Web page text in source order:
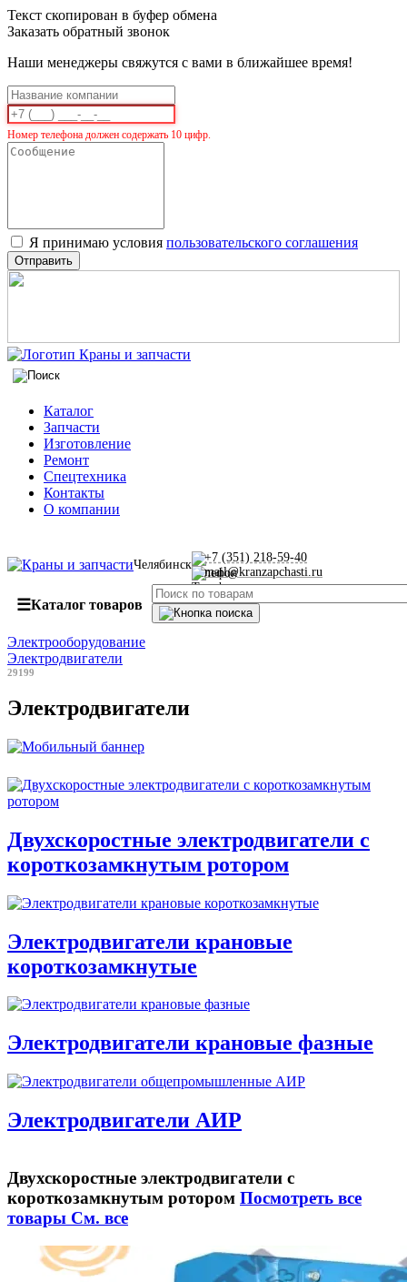
Текст скопирован в буфер обмена
Заказать обратный звонок
Наши менеджеры свяжутся с вами в ближайшее время!
Номер телефона должен содержать 10 цифр.
Я принимаю условия пользовательского соглашения
Отправить
Каталог
Запчасти
Изготовление
Ремонт
Спецтехника
Контакты
О компании
Челябинск
+7 (351) 218-59-40
mail@kranzapchasti.ru
☰Каталог товаров
Электрооборудование
Электродвигатели
29199
Электродвигатели
Двухскоростные электродвигатели с
короткозамкнутым ротором
Электродвигатели крановые
короткозамкнутые
Электродвигатели крановые фазные
Электродвигатели АИР
Двухскоростные электродвигатели с
короткозамкнутым ротором Посмотреть все
товары См. все